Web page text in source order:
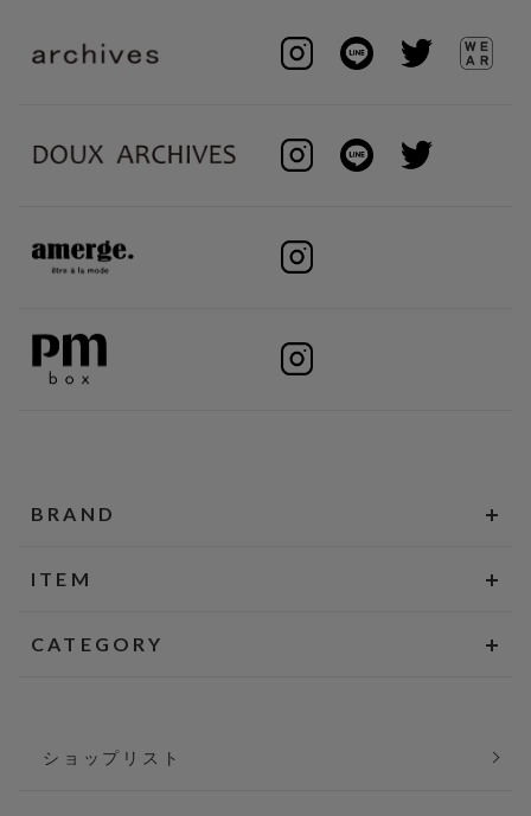
BRAND
ITEM
CATEGORY
ショップリスト